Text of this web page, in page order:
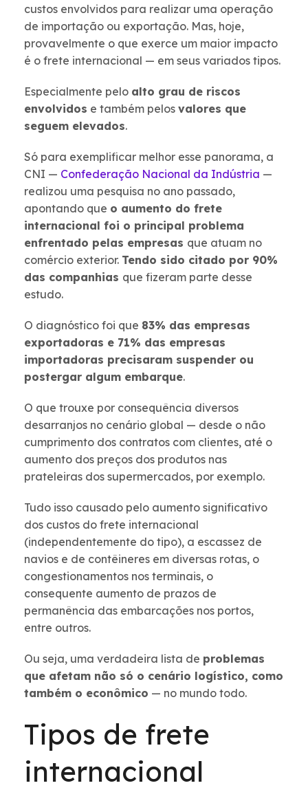
custos envolvidos para realizar uma operação
de importação ou exportação. Mas, hoje,
provavelmente o que exerce um maior impacto
é o frete internacional — em seus variados tipos.
Especialmente pelo alto grau de riscos
envolvidos e também pelos valores que
seguem elevados.
Só para exemplificar melhor esse panorama, a
CNI — Confederação Nacional da Indústria —
realizou uma pesquisa no ano passado,
apontando que o aumento do frete
internacional foi o principal problema
enfrentado pelas empresas que atuam no
comércio exterior. Tendo sido citado por 90%
das companhias que fizeram parte desse
estudo.
O diagnóstico foi que 83% das empresas
exportadoras e 71% das empresas
importadoras precisaram suspender ou
postergar algum embarque.
O que trouxe por consequência diversos
desarranjos no cenário global — desde o não
cumprimento dos contratos com clientes, até o
aumento dos preços dos produtos nas
prateleiras dos supermercados, por exemplo.
Tudo isso causado pelo aumento significativo
dos custos do frete internacional
(independentemente do tipo), a escassez de
navios e de contêineres em diversas rotas, o
congestionamentos nos terminais, o
consequente aumento de prazos de
permanência das embarcações nos portos,
entre outros.
Ou seja, uma verdadeira lista de problemas
que afetam não só o cenário logístico, como
também o econômico — no mundo todo.
Tipos de frete
internacional